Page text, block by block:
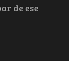
de ese